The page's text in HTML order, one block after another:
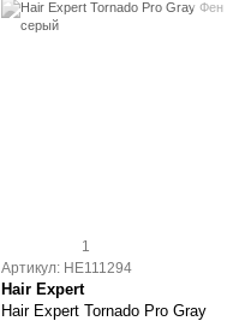
1
Артикул: HE111294
Hair Expert
Hair Expert Tornado Pro Gray